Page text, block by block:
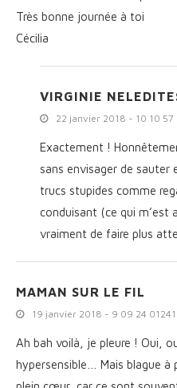
Très bonne journée à toi
Cécilia
VIRGINIE
22 janvier 2018 - 10 10 57
Exactement !
sans envisager de sauter
trucs stupides comme
conduisant (ce qui m’est
vraiment de faire plus
MAMAN SUR LE FIL
19 janvier 2018 - 9 09 24 01241
Ah bah voilà, je pleure ! Oui,
hypersensible… Mais blague